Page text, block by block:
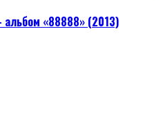
альбом «88888» (2013)